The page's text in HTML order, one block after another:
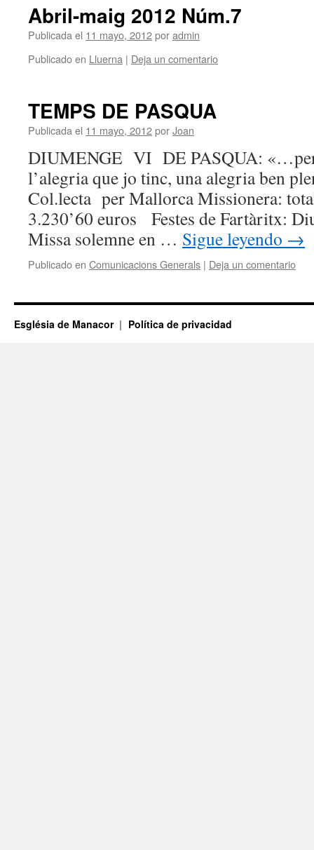
Abril-maig 2012 Núm.7
Publicada el 11 mayo, 2012poradmin
Publicado en Lluerna | Deja un comentario
TEMPS DE PASQUA
Publicada el 11 mayo, 2012porJoan
DIUMENGE VI DE PASQUA:
l’alegria que jo tinc, una alegria
Col.lecta per Mallorca Missionera:
3.230’60 euros Festes de Fartàritx:
Missa solemne en … Sigue leyendo →
Publicado en Comunicacions Generals | Deja un comentario
Església de Manacor Política de privacidad